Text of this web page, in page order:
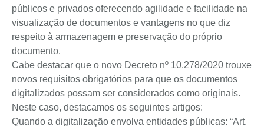
públicos e privados oferecendo agilidade e facilidade na
visualização de documentos e vantagens no que diz
respeito à armazenagem e preservação do próprio
documento.
Cabe destacar que o novo Decreto nº 10.278/2020 trouxe
novos requisitos obrigatórios para que os documentos
digitalizados possam ser considerados como originais.
Neste caso, destacamos os seguintes artigos:
Quando a digitalização envolva entidades públicas: “Art.